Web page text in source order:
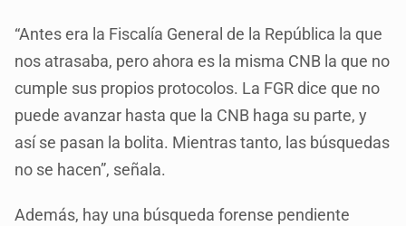
“Antes era la Fiscalía General de la República la que
nos atrasaba, pero ahora es la misma CNB la que no
cumple sus propios protocolos. La FGR dice que no
puede avanzar hasta que la CNB haga su parte, y
así se pasan la bolita. Mientras tanto, las búsquedas
no se hacen”, señala.
Además, hay una búsqueda forense pendiente